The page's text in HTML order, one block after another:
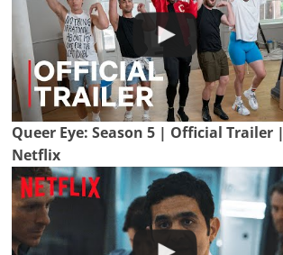
Queer Eye: Season 5 | Official Trailer |
Netflix